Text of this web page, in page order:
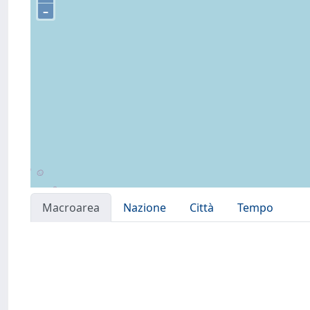
–
Macroarea Nazione Città Tempo